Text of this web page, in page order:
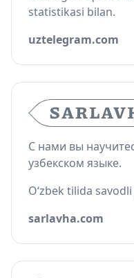
statistikasi bilan.
uztelegram.com
С нами вы
узбекском языке.
O‘zbek tilida
sarlavha.com